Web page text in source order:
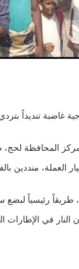
تنديداً بتردي
مركز المحافظة
العملة، منددين
رئيسياً لبضع
النار في